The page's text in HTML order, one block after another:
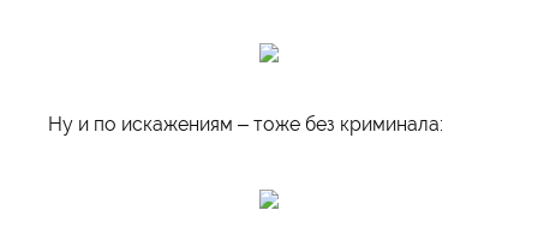
Ну и по искажениям – тоже без криминала: